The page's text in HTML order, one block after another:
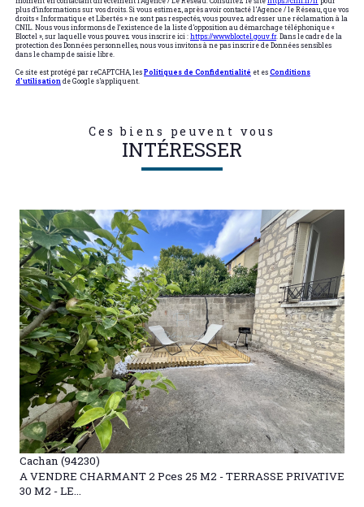
plus d’informations sur vos droits. Si vous estimez, après avoir contacté l'Agence / le Réseau, que vos
droits « Informatique et Libertés » ne sont pas respectés, vous pouvez adresser une réclamation à la
CNIL. Nous vous informons de l’existence de la liste d'opposition au démarchage téléphonique «
Bloctel », sur laquelle vous pouvez vous inscrire ici :https://www.bloctel.gouv.fr. Dans le cadre de la
protection des Données personnelles, nous vous invitons à ne pas inscrire de Données sensibles
dans le champ de saisie libre.
Ce site est protégé par reCAPTCHA, lesPolitiques de Confidentialité et esConditions
d'utilisationde Google s'appliquent.
Ces biens peuvent vous
INTÉRESSER
VOIR LE BIEN
Cachan (94230)
A VENDRE CHARMANT 2 Pces 25 M2 - TERRASSE PRIVATIVE
30 M2 - LE...